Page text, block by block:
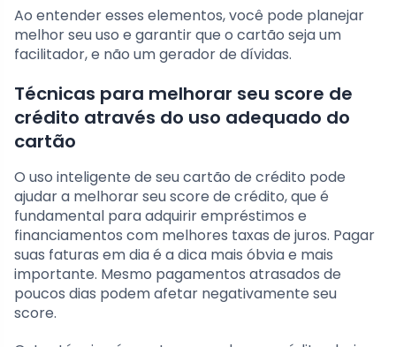
Ao entender esses elementos, você pode planejar
melhor seu uso e garantir que o cartão seja um
facilitador, e não um gerador de dívidas.
Técnicas para melhorar seu score de
crédito através do uso adequado do
cartão
O uso inteligente de seu cartão de crédito pode
ajudar a melhorar seu score de crédito, que é
fundamental para adquirir empréstimos e
financiamentos com melhores taxas de juros. Pagar
suas faturas em dia é a dica mais óbvia e mais
importante. Mesmo pagamentos atrasados de
poucos dias podem afetar negativamente seu
score.